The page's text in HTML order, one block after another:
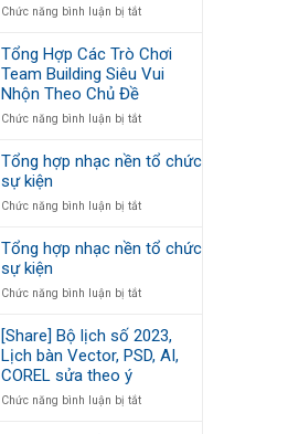
Công
Chức năng bình luận bị tắtở
Vector
Free
Bộ
Lịch
Giáo
2023
Tổng Hợp Các Trò Chơi
Team Building Siêu Vui
Nhộn Theo Chủ Đề
Chức năng bình luận bị tắtở
Hợp
Các
Chơi
Building
Siêu
Nhộn
Chủ
Đề
Tổng hợp nhạc nền tổ chức
sự kiện
Chức năng bình luận bị tắtở
hợp
nhạc
tổ
sự
kiện
Tổng hợp nhạc nền tổ chức
sự kiện
Chức năng bình luận bị tắtở
hợp
nhạc
nền
chức
[Share] Bộ lịch số 2023,
Lịch bàn Vector, PSD, AI,
COREL sửa theo ý
Chức năng bình luận bị tắtở